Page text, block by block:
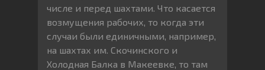
числе и перед шахтами. Что касается
возмущения рабочих, то когда эти
случаи были единичными, например,
на шахтах им. Скочинского и
Холодная Балка в Макеевке, то там